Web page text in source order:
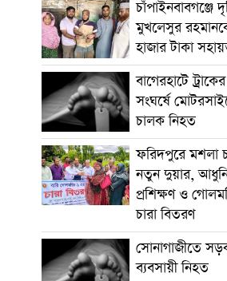
চাঁপাইনবাবগঞ্জে
মুখলেসুর
হাজার টাকা
বাগেরহাটে
সংঘর্ষে
চালক নিহত
ফরিদপুরে মশলা
নতুন দুয়ার,
প্রশিক্ষণ ও
চারা বিতরণ
সোনাগাজীতে
ব্যবসায়ী নিহত